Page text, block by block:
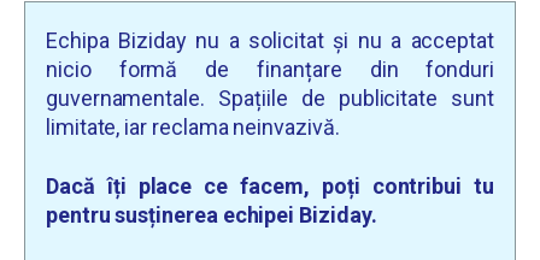
Echipa Biziday nu a solicitat și nu a acceptat
nicio formă de finanțare din fonduri
guvernamentale. Spațiile de publicitate sunt
limitate, iar reclama neinvazivă.
Dacă îți place ce facem, poți contribui tu
pentru susținerea echipei Biziday.